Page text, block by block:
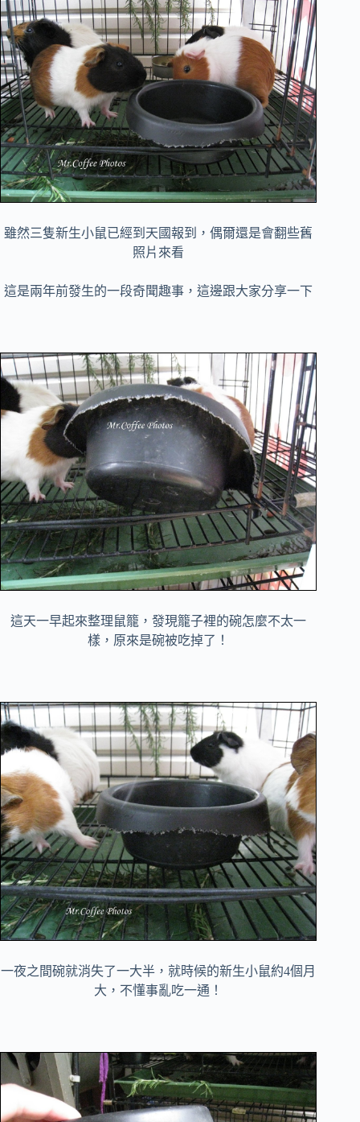
雖然三隻新生小鼠已經到天國報到，偶爾還是會翻些舊
照片來看
這是兩年前發生的一段奇聞趣事，這邊跟大家分享一下
這天一早起來整理鼠籠，發現籠子裡的碗怎麼不太一
樣，原來是碗被吃掉了！
一夜之間碗就消失了一大半，就時候的新生小鼠約4個月
大，不懂事亂吃一通！